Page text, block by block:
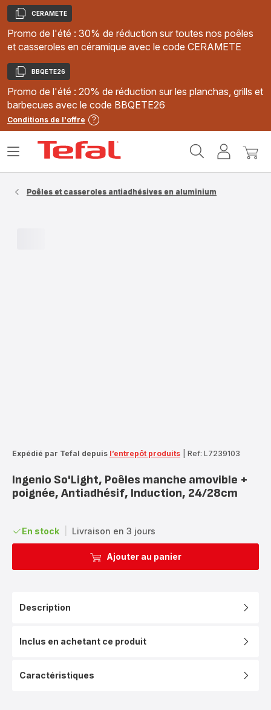
Copier
CERAMETE
Promo de l'été : 30% de réduction sur toutes nos poêles
et casseroles en céramique avec le code CERAMETE
Copier
BBQETE26
Promo de l'été : 20% de réduction sur les planchas, grills et
barbecues avec le code BBQETE26
Conditions de l'offre
MonMon
Ouvrir
Poêles et casseroles antiadhésives en aluminium
Expédié par Tefal depuis l’entrepôt produits Ref: L7239103
Ingenio So'Light, Poêles manche amovible +
poignée, Antiadhésif, Induction, 24/28cm
En stock Livraison en 3 jours
Ajouter au panier
Description
Inclus en achetant ce produit
Caractéristiques